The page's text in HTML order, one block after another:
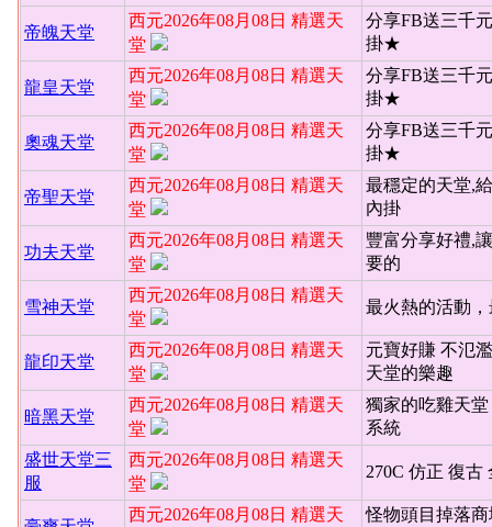
帝魄天堂
西元2026年08月08日 精選天
堂
分享FB送三千
掛★
龍皇天堂
西元2026年08月08日 精選天
堂
分享FB送三千
掛★
奧魂天堂
西元2026年08月08日 精選天
堂
分享FB送三千
掛★
帝聖天堂
西元2026年08月08日 精選天
堂
最穩定的天堂,
內掛
功夫天堂
西元2026年08月08日 精選天
堂
豐富分享好禮,
要的
雪神天堂
西元2026年08月08日 精選天
堂
最火熱的活動
龍印天堂
西元2026年08月08日 精選天
堂
元寶好賺 不氾
天堂的樂趣
暗黑天堂
西元2026年08月08日 精選天
堂
獨家的吃雞天
系統
盛世天堂三
服
西元2026年08月08日 精選天
堂
270C 仿正 復古
西元2026年08月08日 精選天
怪物頭目掉落